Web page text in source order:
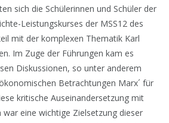
sich die Schülerinnen und Schüler der
Leistungskurses der MSS12 des
mit der komplexen Thematik Karl
Im Zuge der Führungen kam es
Diskussionen, so unter anderem
Betrachtungen Marx´ für
kritische Auseinandersetzung mit
war eine wichtige Zielsetzung dieser